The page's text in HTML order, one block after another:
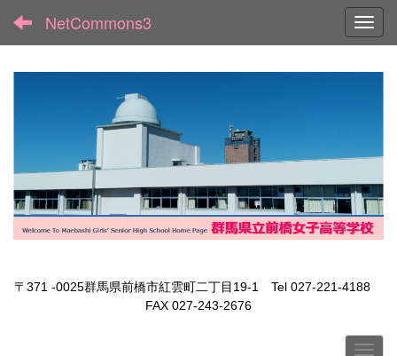
NetCommons3
〒371 -0025群馬県前橋市紅雲町二丁目19-1 Tel 027-221-4188
FAX 027-243-2676